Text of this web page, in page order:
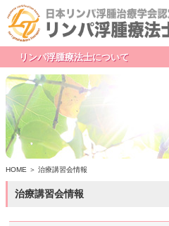
リンパ浮腫療法士について
リンパ浮腫療法士とは
資格取得までの流れ
LT育成委員会メンバー
HOME ＞ 治療講習会情報
治療講習会情報